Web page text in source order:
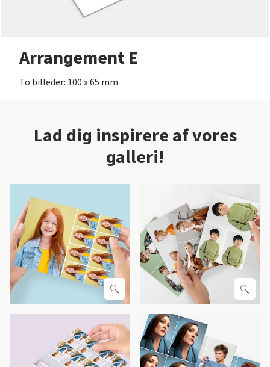
Arrangement E
To billeder: 100 x 65 mm
Lad dig inspirere af vores
galleri!